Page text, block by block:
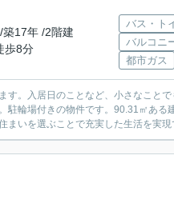
17年 /2階建
歩8分
バス・ト
バルコニ
都市ガス
。入居日のことなど、小さなこと
輪場付きの物件です。90.31㎡ある
いを選ぶことで充実した生活を実現